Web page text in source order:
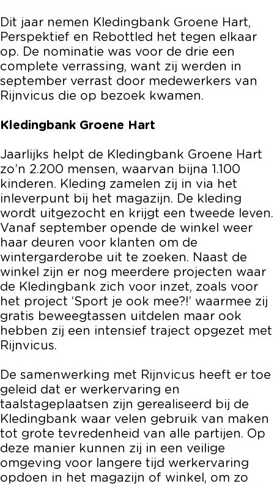
Dit jaar nemen Kledingbank Groene Hart,
Perspektief en Rebottled het tegen elkaar
op. De nominatie was voor de drie een
complete verrassing, want zij werden in
september verrast door medewerkers van
Rijnvicus die op bezoek kwamen.
Kledingbank Groene Hart
Jaarlijks helpt de Kledingbank Groene Hart
zo’n 2.200 mensen, waarvan bijna 1.100
kinderen. Kleding zamelen zij in via het
inleverpunt bij het magazijn. De kleding
wordt uitgezocht en krijgt een tweede leven.
Vanaf september opende de winkel weer
haar deuren voor klanten om de
wintergarderobe uit te zoeken. Naast de
winkel zijn er nog meerdere projecten waar
de Kledingbank zich voor inzet, zoals voor
het project ‘Sport je ook mee?!’ waarmee zij
gratis beweegtassen uitdelen maar ook
hebben zij een intensief traject opgezet met
Rijnvicus.
De samenwerking met Rijnvicus heeft er toe
geleid dat er werkervaring en
taalstageplaatsen zijn gerealiseerd bij de
Kledingbank waar velen gebruik van maken
tot grote tevredenheid van alle partijen. Op
deze manier kunnen zij in een veilige
omgeving voor langere tijd werkervaring
opdoen in het magazijn of winkel, om zo